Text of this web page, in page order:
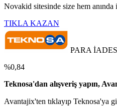
Novakid sitesinde size hem anında
TIKLA KAZAN
PARA
%0,84
Teknosa'dan alışveriş yapın,
Avantajix'ten tıklayıp Teknosa'ya